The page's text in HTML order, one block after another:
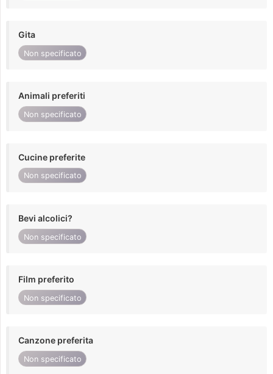
Gita
Non specificato
Animali preferiti
Non specificato
Cucine preferite
Non specificato
Bevi alcolici?
Non specificato
Film preferito
Non specificato
Canzone preferita
Non specificato